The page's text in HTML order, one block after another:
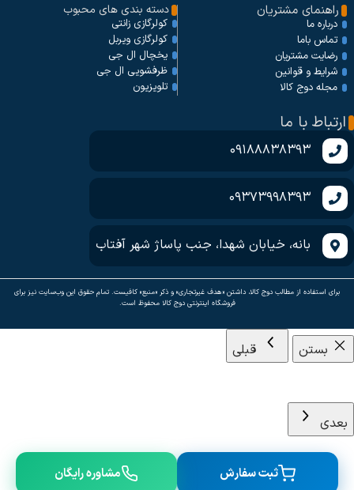
راهنمای مشتریان
درباره ما
تماس باما
رضایت مشتریان
شرایط و قوانین
مجله دوج کالا
دسته بندی های محبوب
کولرگازی زانتی
کولرگازی ویربل
یخچال ال جی
ظرفشویی ال جی
تلویزیون
ارتباط با ما
09188838393
09373998393
بانه، خیابان شهدا، جنب پاساژ شهر آفتاب
برای استفاده از مطالب دوج کالا، داشتن «هدف غیرتجاری» و ذکر «منبع» کافیست. تمام حقوق اين وب‌سايت نیز برای
فروشگاه اینترنتی دوج کالا محفوظ است.
ثبت سفارش مشاوره رایگان
بستن قبلی
بعدی